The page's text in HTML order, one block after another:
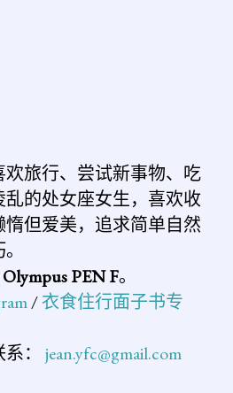
旅行、尝试新事物、吃
的处女座女生，喜欢收
但爱美，追求简单自然
Olympus PEN F。
/衣食住行面子书专
： jean.yfc@gmail.com